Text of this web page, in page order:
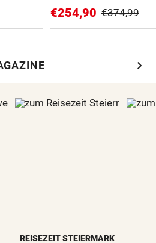
€254,90 €374,99
chevron_right
REISEZEIT STEIERMARK